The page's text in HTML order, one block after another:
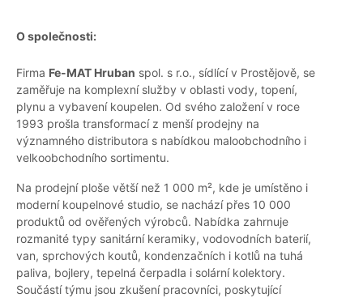
O společnosti:
Firma Fe-MAT Hruban spol. s r.o., sídlící v Prostějově, se
zaměřuje na komplexní služby v oblasti vody, topení,
plynu a vybavení koupelen. Od svého založení v roce
1993 prošla transformací z menší prodejny na
významného distributora s nabídkou maloobchodního i
velkoobchodního sortimentu.
Na prodejní ploše větší než 1 000 m², kde je umístěno i
moderní koupelnové studio, se nachází přes 10 000
produktů od ověřených výrobců. Nabídka zahrnuje
rozmanité typy sanitární keramiky, vodovodních baterií,
van, sprchových koutů, kondenzačních i kotlů na tuhá
paliva, bojlery, tepelná čerpadla i solární kolektory.
Součástí týmu jsou zkušení pracovníci, poskytující